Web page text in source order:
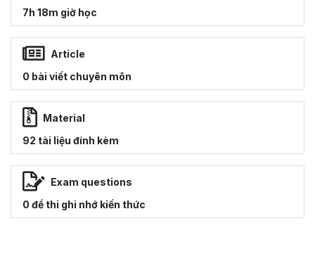
7h 18m giờ học
Article
0 bài viết chuyên môn
Material
92 tài liệu đính kèm
Exam questions
0 đề thi ghi nhớ kiến thức